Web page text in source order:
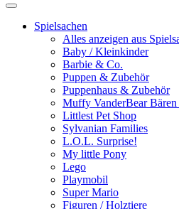
Spielsachen
Alles anzeigen aus
Baby / Kleinkinder
Barbie & Co.
Puppen & Zubehör
Puppenhaus & Zubehör
Muffy VanderBear
Littlest Pet Shop
Sylvanian Families
L.O.L. Surprise!
My little Pony
Lego
Playmobil
Super Mario
Figuren / Holztiere